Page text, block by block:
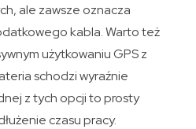
ale zawsze oznacza
kabla. Warto też
użytkowaniu GPS z
schodzi wyraźnie
z tych opcji to prosty
czasu pracy.